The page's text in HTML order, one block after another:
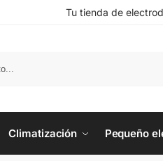
Tu tienda de
Climatización Pequeño